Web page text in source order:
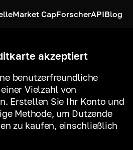
Market CapForscherAPIBlog
akzeptiert
benutzerfreundliche
Vielzahl von
Erstellen Sie Ihr Konto und
Methode, um Dutzende
zu kaufen, einschließlich